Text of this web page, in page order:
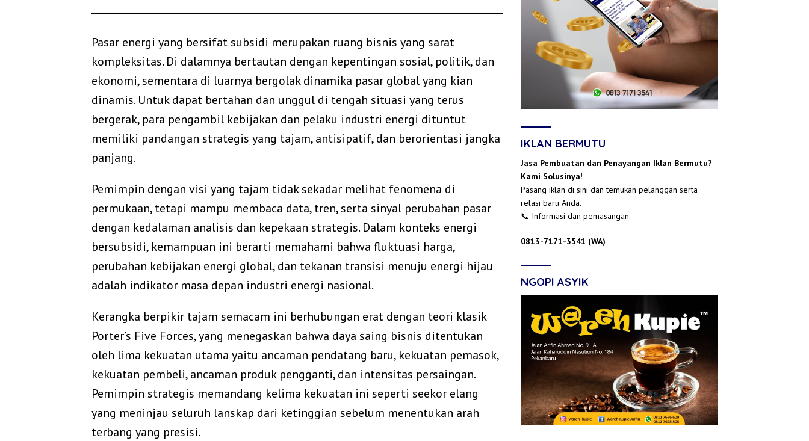
Pasar energi yang bersifat subsidi merupakan ruang bisnis yang sarat
kompleksitas. Di dalamnya bertautan dengan kepentingan sosial, politik, dan
ekonomi, sementara di luarnya bergolak dinamika pasar global yang kian
dinamis. Untuk dapat bertahan dan unggul di tengah situasi yang terus
bergerak, para pengambil kebijakan dan pelaku industri energi dituntut
memiliki pandangan strategis yang tajam, antisipatif, dan berorientasi jangka
panjang.
Pemimpin dengan visi yang tajam tidak sekadar melihat fenomena di
permukaan, tetapi mampu membaca data, tren, serta sinyal perubahan pasar
dengan kedalaman analisis dan kepekaan strategis. Dalam konteks energi
bersubsidi, kemampuan ini berarti memahami bahwa fluktuasi harga,
perubahan kebijakan energi global, dan tekanan transisi menuju energi hijau
adalah indikator masa depan industri energi nasional.
Kerangka berpikir tajam semacam ini berhubungan erat dengan teori klasik
Porter’s Five Forces, yang menegaskan bahwa daya saing bisnis ditentukan
oleh lima kekuatan utama yaitu ancaman pendatang baru, kekuatan pemasok,
kekuatan pembeli, ancaman produk pengganti, dan intensitas persaingan.
Pemimpin strategis memandang kelima kekuatan ini seperti seekor elang
yang meninjau seluruh lanskap dari ketinggian sebelum menentukan arah
terbang yang presisi.
IKLAN BERMUTU
Jasa Pembuatan dan Penayangan Iklan Bermutu?
Kami Solusinya!
Pasang iklan di sini dan temukan pelanggan serta
relasi baru Anda.
📞 Informasi dan pemasangan:
0813-7171-3541 (WA)
NGOPI ASYIK